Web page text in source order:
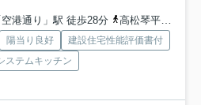
港通り」駅 徒歩28分
高松琴平電気鉄道琴平線「仏生山」駅 徒歩29分
陽当り良好
建設住宅性能評価書付
ステムキッチン